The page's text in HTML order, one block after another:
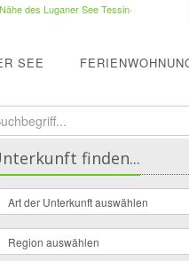
des Luganer See Tessin·
SEE
finden...